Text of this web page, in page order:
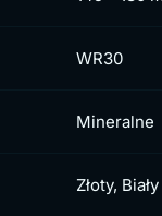
WR30
Mineralne
Złoty, Biały